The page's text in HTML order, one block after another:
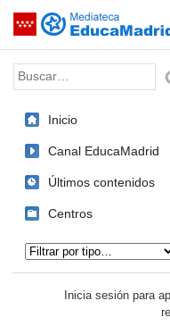
Saltar navegación
Palabra o frase:
Inicio
Canal EducaMadrid
Últimos contenidos
Centros
Inicia sesión para